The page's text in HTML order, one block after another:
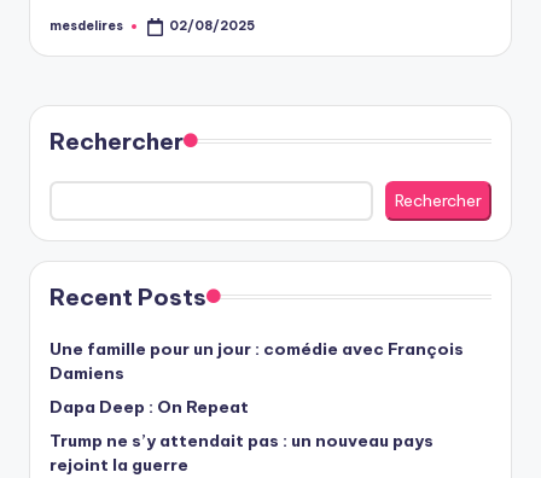
Posted
mesdelires 02/08/2025
Rechercher
Rechercher
Recent Posts
Une famille pour un jour : comédie avec François
Damiens
Dapa Deep : On Repeat
Trump ne s’y attendait pas : un nouveau pays
rejoint la guerre